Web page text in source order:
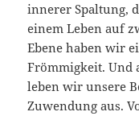
innerer Spaltung,
einem Leben auf
Ebene haben wir
Frömmigkeit. Und
leben wir unsere
Zuwendung aus.